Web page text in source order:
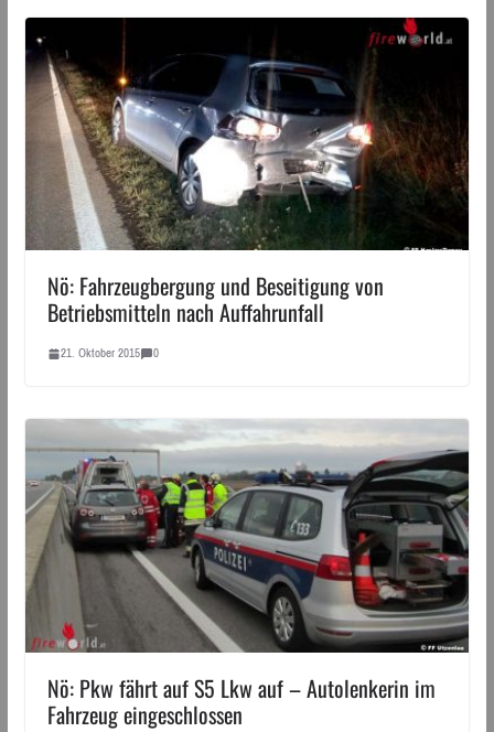
Nö: Fahrzeugbergung und Beseitigung von
Betriebsmitteln nach Auffahrunfall
21. Oktober 2015 0
Nö: Pkw fährt auf S5 Lkw auf – Autolenkerin im
Fahrzeug eingeschlossen